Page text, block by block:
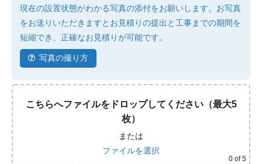
現在の設置状態がわかる写真の添付をお願いします。お写真
をお送りいただきますとお見積りの提出と工事までの期間を
短縮でき、正確なお見積りが可能です。
写真の撮り方
こちらへファイルをドロップしてください（最大5
枚）
または
ファイルを選択
0 of 5